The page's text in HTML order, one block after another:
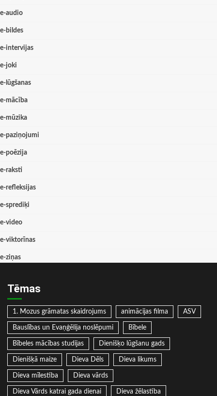
e-audio
e-bildes
e-intervijas
e-joki
e-lūgšanas
e-mācība
e-mūzika
e-paziņojumi
e-poēzija
e-raksti
e-refleksijas
e-sprediķi
e-video
e-viktorīnas
e-ziņas
Tēmas
1. Mozus grāmatas skaidrojums animācijas filma ASV
Bauslības un Evaņģēlija noslēpumi Bībele
Bībeles mācības studijas Dienišķo lūgšanu gads
Dienišķā maize Dieva Dēls Dieva likums
Dieva mīlestība Dieva vārds
Dieva Vārds katrai gada dienai Dieva žēlastība